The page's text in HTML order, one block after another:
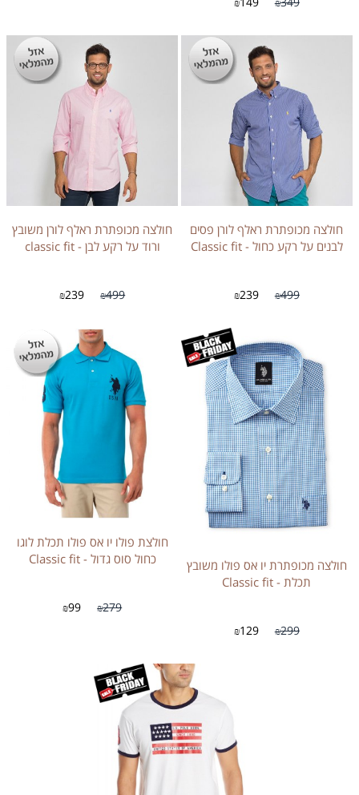
חולצה מכופתרת ראלף לורן פסים
לבנים על רקע כחול - Classic fit
₪499
₪239
חולצה מכופתרת ראלף לורן משובץ
ורוד על רקע לבן - classic fit
₪499
₪239
חולצה מכופתרת יו אס פולו משובץ
תכלת - Classic fit
₪299
₪129
חולצת פולו יו אס פולו תכלת לוגו
כחול סוס גדול - Classic fit
₪279
₪99